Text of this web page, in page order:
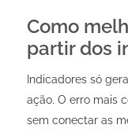
Como
partir dos
Indicadores só
ação. O erro mais
sem conectar as